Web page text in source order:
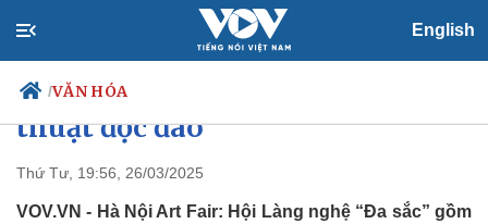
English
/VĂN HÓA
Chính trị
Xã hội
Hà Nội Art Fair: Hội Làng nghệ
“Đa sắc” với không gian nghệ
thuật độc đáo
Thứ Tư, 19:56, 26/03/2025
VOV.VN - Hà Nội Art Fair: Hội Làng nghệ “Đa sắc” gồm